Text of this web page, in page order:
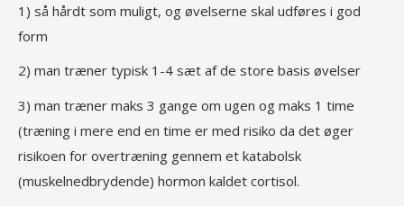
1) så hårdt som muligt, og øvelserne skal udføres i god
form
2) man træner typisk 1-4 sæt af de store basis øvelser
3) man træner maks 3 gange om ugen og maks 1 time
(træning i mere end en time er med risiko da det øger
risikoen for overtræning gennem et katabolsk
(muskelnedbrydende) hormon kaldet cortisol.